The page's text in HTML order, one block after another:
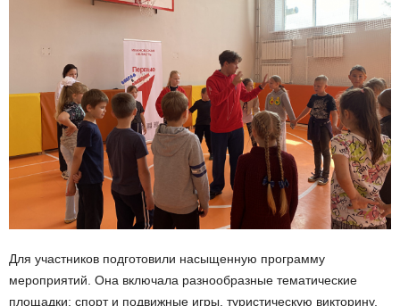
Для участников подготовили насыщенную программу
мероприятий. Она включала разнообразные тематические
площадки: спорт и подвижные игры, туристическую викторину,